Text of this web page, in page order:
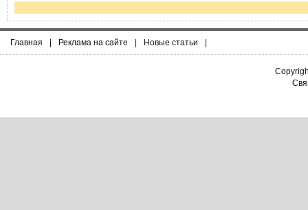
Главная | Реклама на сайте | Новые статьи |